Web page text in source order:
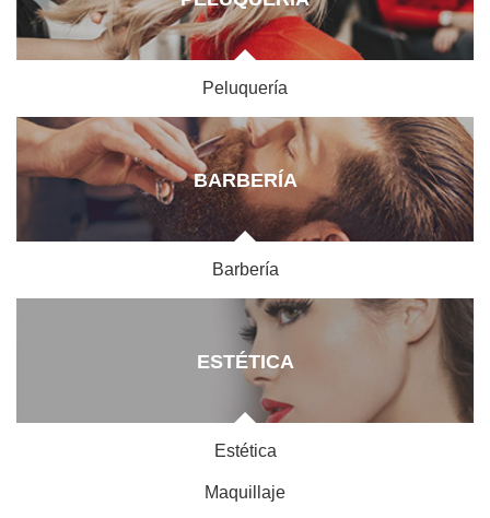
Peluquería
BARBERÍA
Barbería
ESTÉTICA
Estética
Maquillaje